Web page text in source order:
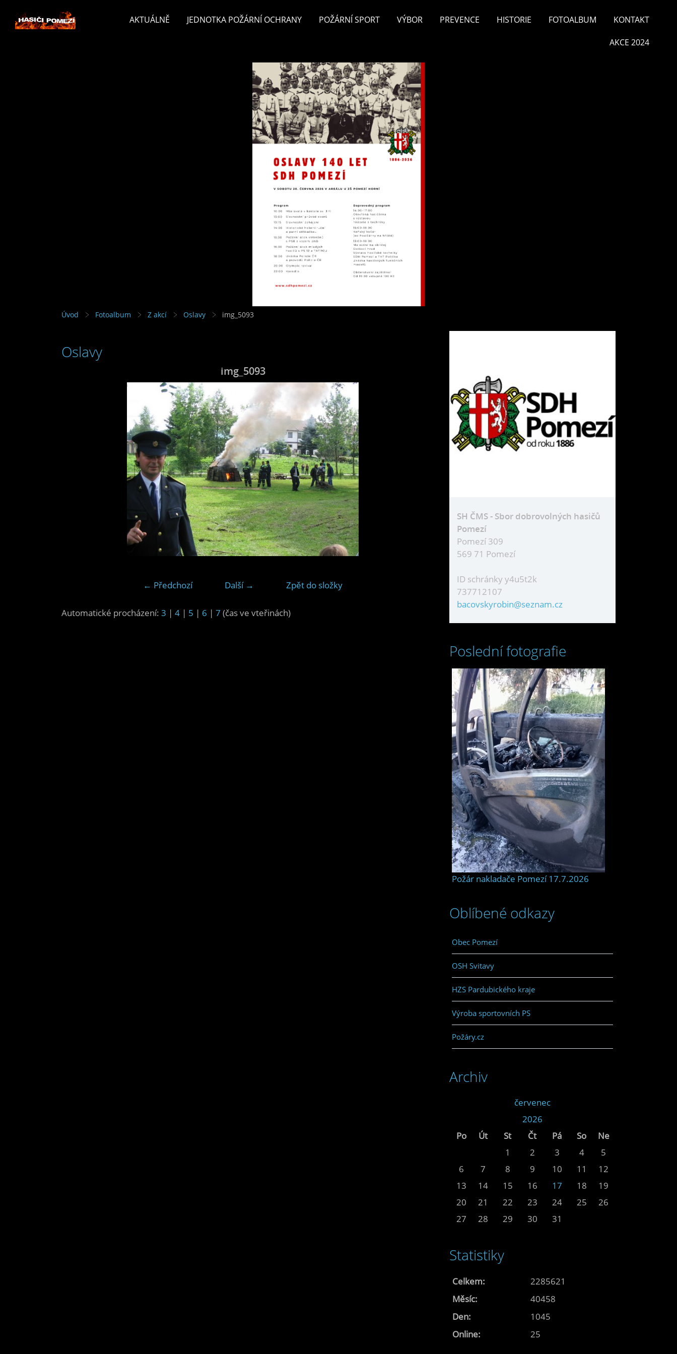
AKTUÁLNĚ JEDNOTKA POŽÁRNÍ OCHRANY POŽÁRNÍ SPORT VÝBOR PREVENCE HISTORIE FOTOALBUM KONTAKT
AKCE 2024
Úvod Fotoalbum Z akcí Oslavy img_5093
Oslavy
img_5093
← Předchozí Další → Zpět do složky
Automatické procházení: 3 | 4 | 5 | 6 | 7 (čas ve vteřinách)
SH ČMS - Sbor dobrovolných hasičů
Pomezí
Pomezí 309
569 71 Pomezí
ID schránky y4u5t2k
737712107
bacovskyrobin@seznam.cz
Poslední fotografie
Požár nakladače Pomezí 17.7.2026
Oblíbené odkazy
Obec Pomezí
OSH Svitavy
HZS Pardubického kraje
Výroba sportovních PS
Požáry.cz
Archiv
červenec
2026
Po
Út St Čt Pá So
Ne
1
2 3 4
5
6
7 8 9 10 11
12
13
14 15 16 17 18
19
20
21 22 23 24 25
26
27
28 29 30 31
Statistiky
Online: 25
Celkem:
2285621
Měsíc:
40458
Den:
1045